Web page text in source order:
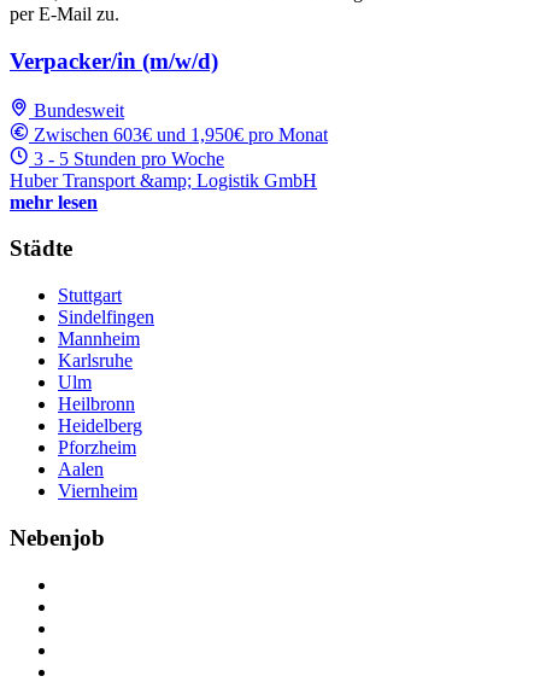
per E-Mail zu.
Verpacker/in (m/w/d)
Bundesweit
Zwischen 603€ und 1,950€ pro Monat
3 - 5 Stunden pro Woche
Huber Transport &amp; Logistik GmbH
mehr lesen
Städte
Stuttgart
Sindelfingen
Mannheim
Karlsruhe
Ulm
Heilbronn
Heidelberg
Pforzheim
Aalen
Viernheim
Nebenjob